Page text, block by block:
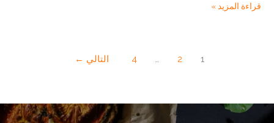
مطعم
في
قراءة المزيد »
1
2
4 التالي ←